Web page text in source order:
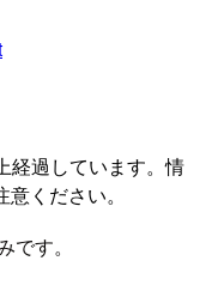
経過しています。情
ください。
す。